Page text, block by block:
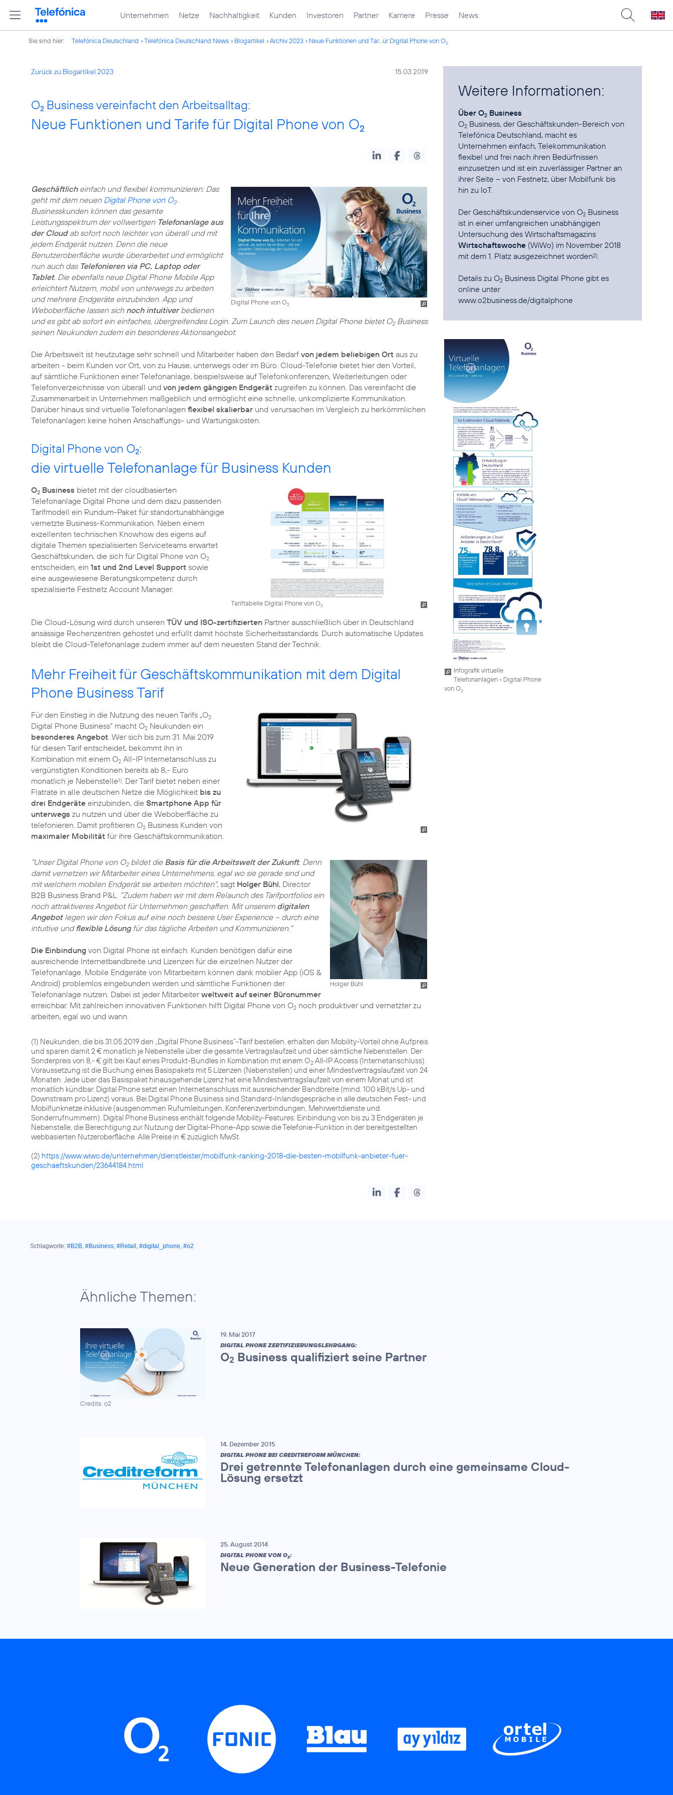
Unternehmen Netze Nachhaltigkeit Kunden Investoren Partner Karriere Presse News
Sie sind hier: Telefónica Deutschland Telefónica Deutschland News Blogartikel Archiv 2023 Neue Funktionen und Tar...ür Digital Phone von O2
Zurück zu Blogartikel 2023 15.03.2019
O2 Business vereinfacht den Arbeitsalltag:
Neue Funktionen und Tarife für Digital Phone von O2
Digital Phone von O2
Geschäftlicheinfach und flexibel kommunizieren: Das
geht mit dem neuen Digital Phone von O2.
Businesskunden können das gesamte
Leistungsspektrum der vollwertigen Telefonanlage aus
der Cloudab sofort noch leichter von überall und mit
jedem Endgerät nutzen. Denn die neue
Benutzeroberfläche wurde überarbeitet und ermöglicht
nun auch das Telefonieren via PC, Laptop oder
Tablet. Die ebenfalls neue Digital Phone Mobile App
erleichtert Nutzern, mobil von unterwegs zu arbeiten
und mehrere Endgeräte einzubinden. App und
Weboberfläche lassen sich noch intuitiverbedienen
und es gibt ab sofort ein einfaches, übergreifendes Login. Zum Launch des neuen Digital Phone bietet O2Business
seinen Neukunden zudem ein besonderes Aktionsangebot.
Die Arbeitswelt ist heutzutage sehr schnell und Mitarbeiter haben den Bedarf von jedem beliebigen Ort aus zu
arbeiten - beim Kunden vor Ort, von zu Hause, unterwegs oder im Büro. Cloud-Telefonie bietet hier den Vorteil,
auf sämtliche Funktionen einer Telefonanlage, beispielsweise auf Telefonkonferenzen, Weiterleitungen oder
Telefonverzeichnisse von überall und von jedem gängigen Endgerät zugreifen zu können. Das vereinfacht die
Zusammenarbeit in Unternehmen maßgeblich und ermöglicht eine schnelle, unkomplizierte Kommunikation.
Darüber hinaus sind virtuelle Telefonanlagen flexibel skalierbar und verursachen im Vergleich zu herkömmlichen
Telefonanlagen keine hohen Anschaffungs- und Wartungskosten.
Digital Phone von O2:
die virtuelle Telefonanlage für Business Kunden
Tariftabelle Digital Phone von O2
O2 Business bietet mit der cloudbasierten
Telefonanlage Digital Phone und dem dazu passenden
Tarifmodell ein Rundum-Paket für standortunabhängige
vernetzte Business-Kommunikation. Neben einem
exzellenten technischen Knowhow des eigens auf
digitale Themen spezialisierten Serviceteams erwartet
Geschäftskunden, die sich für Digital Phone von O2
entscheiden, ein 1st und 2nd Level Support sowie
eine ausgewiesene Beratungskompetenz durch
spezialisierte Festnetz Account Manager.
Die Cloud-Lösung wird durch unseren TÜV und ISO-zertifizierten Partner ausschließlich über in Deutschland
ansässige Rechenzentren gehostet und erfüllt damit höchste Sicherheitsstandards. Durch automatische Updates
bleibt die Cloud-Telefonanlage zudem immer auf dem neuesten Stand der Technik.
Mehr Freiheit für Geschäftskommunikation mit dem Digital
Phone Business Tarif
Für den Einstieg in die Nutzung des neuen Tarifs „O2
Digital Phone Business“ macht O2 Neukunden ein
besonderes Angebot. Wer sich bis zum 31. Mai 2019
für diesen Tarif entscheidet, bekommt ihn in
Kombination mit einem O2 All-IP Internetanschluss zu
vergünstigten Konditionen bereits ab 8,- Euro
monatlich je Nebenstelle1). Der Tarif bietet neben einer
Flatrate in alle deutschen Netze die Möglichkeit bis zu
drei Endgeräte einzubinden, die Smartphone App für
unterwegs zu nutzen und über die Weboberfläche zu
telefonieren. Damit profitieren O2 Business Kunden von
maximaler Mobilität für ihre Geschäftskommunikation.
Holger Bühl
"Unser Digital Phone von O2bildet die Basis für die Arbeitswelt der Zukunft. Denn
damit vernetzen wir Mitarbeiter eines Unternehmens, egal wo sie gerade sind und
mit welchem mobilen Endgerät sie arbeiten möchten", sagt Holger Bühl, Director
B2B Business Brand P&L. "Zudem haben wir mit dem Relaunch des Tarifportfolios ein
noch attraktiveres Angebot für Unternehmen geschaffen. Mit unserem digitalen
Angebotlegen wir den Fokus auf eine noch bessere User Experience – durch eine
intuitive undflexible Lösungfür das tägliche Arbeiten und Kommunizieren."
Die Einbindung von Digital Phone ist einfach. Kunden benötigen dafür eine
ausreichende Internetbandbreite und Lizenzen für die einzelnen Nutzer der
Telefonanlage. Mobile Endgeräte von Mitarbeitern können dank mobiler App (iOS &
Android) problemlos eingebunden werden und sämtliche Funktionen der
Telefonanlage nutzen. Dabei ist jeder Mitarbeiterweltweit auf seiner Büronummer
erreichbar. Mit zahlreichen innovativen Funktionen hilft Digital Phone von O2 noch produktiver und vernetzter zu
arbeiten, egal wo und wann.
(1) Neukunden, die bis 31.05.2019 den „Digital Phone Business“-Tarif bestellen, erhalten den Mobility-Vorteil ohne Aufpreis
und sparen damit 2 € monatlich je Nebenstelle über die gesamte Vertragslaufzeit und über sämtliche Nebenstellen. Der
Sonderpreis von 8,- € gilt bei Kauf eines Produkt-Bundles in Kombination mit einem O2 All-IP Access (Internetanschluss).
Voraussetzung ist die Buchung eines Basispakets mit 5 Lizenzen (Nebenstellen) und einer Mindestvertragslaufzeit von 24
Monaten. Jede über das Basispaket hinausgehende Lizenz hat eine Mindestvertragslaufzeit von einem Monat und ist
monatlich kündbar. Digital Phone setzt einen Internetanschluss mit ausreichender Bandbreite (mind. 100 kBit/s Up- und
Downstream pro Lizenz) voraus. Bei Digital Phone Business sind Standard-Inlandsgespräche in alle deutschen Fest- und
Mobilfunknetze inklusive (ausgenommen Rufumleitungen, Konferenzverbindungen, Mehrwertdienste und
Sonderrufnummern). Digital Phone Business enthält folgende Mobility-Features: Einbindung von bis zu 3 Endgeräten je
Nebenstelle, die Berechtigung zur Nutzung der Digital-Phone-App sowie die Telefonie-Funktion in der bereitgestellten
webbasierten Nutzeroberfläche. Alle Preise in € zuzüglich MwSt.
(2) https://www.wiwo.de/unternehmen/dienstleister/mobilfunk-ranking-2018-die-besten-mobilfunk-anbieter-fuer-
geschaeftskunden/23644184.html
Weitere Informationen:
Über O2 Business
O2 Business, der Geschäftskunden-Bereich von
Telefónica Deutschland, macht es
Unternehmen einfach, Telekommunikation
flexibel und frei nach ihren Bedürfnissen
einzusetzen und ist ein zuverlässiger Partner an
ihrer Seite – von Festnetz, über Mobilfunk bis
hin zu IoT.
Der Geschäftskundenservice von O2 Business
ist in einer umfangreichen unabhängigen
Untersuchung des Wirtschaftsmagazins
Wirtschaftswoche (WiWo) im November 2018
mit dem1. Platz ausgezeichnet worden2).
Details zu O2 Business Digital Phone gibt es
online unter
www.o2business.de/digitalphone
Infografik virtuelle
Telefonanlagen - Digital Phone
von O2
Schlagworte: #B2B, #Business, #Retail , #digital_phone, #o2
Ähnliche Themen:
Credits: o2
19. Mai 2017
DIGITAL PHONE ZERTIFIZIERUNGSLEHRGANG:
O2 Business qualifiziert seine Partner
14. Dezember 2015
DIGITAL PHONE BEI CREDITREFORM MÜNCHEN:
Drei getrennte Telefonanlagen durch eine gemeinsame Cloud-
Lösung ersetzt
25. August 2014
DIGITAL PHONE VON O2:
Neue Generation der Business-Telefonie